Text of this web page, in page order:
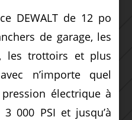
DEWALT de 12 po
de garage, les
les trottoirs et plus
n’importe quel
électrique à
000 PSI et jusqu’à